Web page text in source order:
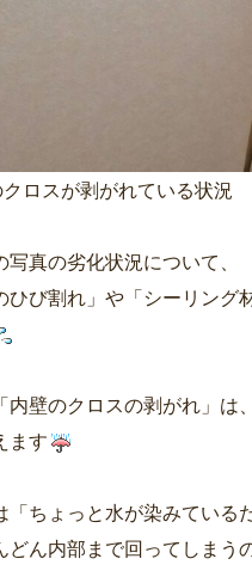
ロスが剥がれている状況
写真の劣化状況について、
ひび割れ」や「シーリング
内壁のクロスの剥がれ」は
ます
「ちょっと水が染みている
どん内部まで回ってしまう